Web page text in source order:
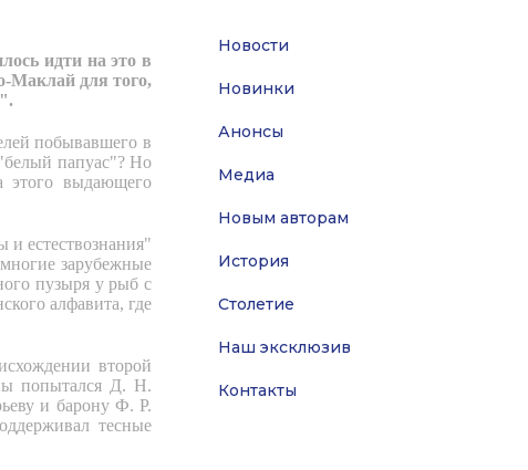
идти на это в
Маклай для того,
побывавшего в
папуас"? Но
этого выдающего
естествознания"
зарубежные
пузыря у рыб с
алфавита, где
второй
попытался Д. Н.
и барону Ф. Р.
тесные
Новости
Новинки
Анонсы
Медиа
Новым авторам
История
Столетие
Наш эксклюзив
Контакты